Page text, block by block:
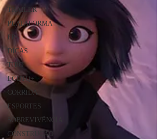
TRAILER
PLATAFORMA
FPS
DICAS
TIRO
LGBTQ+
CORRIDA
ESPORTES
SOBREVIVÊNCIA
CONSTRUÇÃO